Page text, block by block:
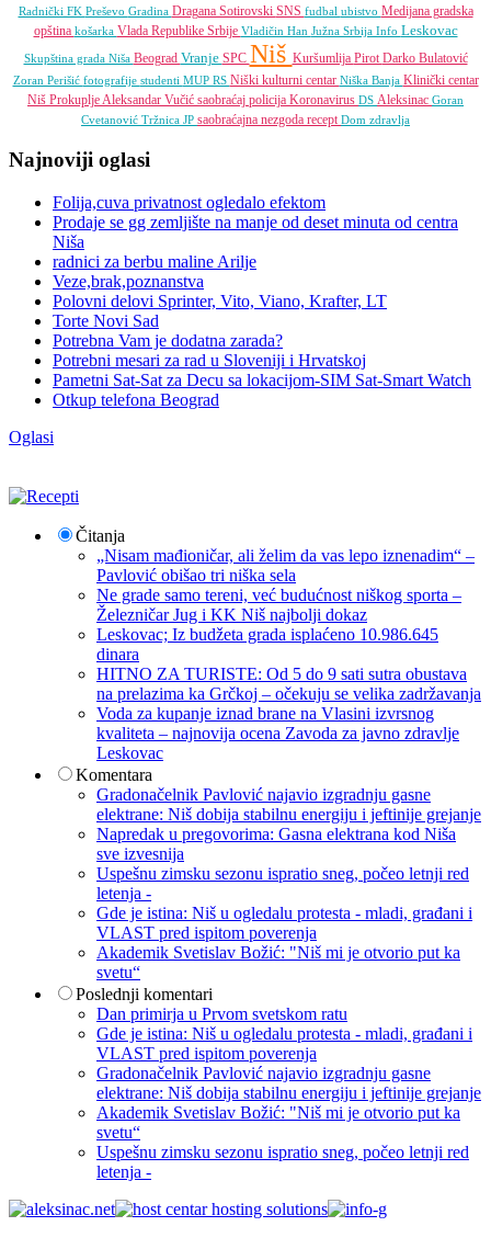
Radnički FK Preševo Gradina Dragana Sotirovski SNS fudbal ubistvo Medijana gradska
opština košarka Vlada Republike Srbije Vladičin Han Južna Srbija Info Leskovac
Skupština grada Niša Beograd Vranje SPC Niš Kuršumlija Pirot Darko Bulatović
Zoran Perišić fotografije studenti MUP RS Niški kulturni centar Niška Banja Klinički centar
Niš Prokuplje Aleksandar Vučić saobraćaj policija Koronavirus DS Aleksinac Goran
Cvetanović Tržnica JP saobraćajna nezgoda recept Dom zdravlja
Najnoviji oglasi
Folija,cuva privatnost ogledalo efektom
Prodaje se gg zemljište na manje od deset minuta od centra
Niša
radnici za berbu maline Arilje
Veze,brak,poznanstva
Polovni delovi Sprinter, Vito, Viano, Krafter, LT
Torte Novi Sad
Potrebna Vam je dodatna zarada?
Potrebni mesari za rad u Sloveniji i Hrvatskoj
Pametni Sat-Sat za Decu sa lokacijom-SIM Sat-Smart Watch
Otkup telefona Beograd
Oglasi
Čitanja
„Nisam mađioničar, ali želim da vas lepo iznenadim“ –
Pavlović obišao tri niška sela
Ne grade samo tereni, već budućnost niškog sporta –
Železničar Jug i KK Niš najbolji dokaz
Leskovac; Iz budžeta grada isplaćeno 10.986.645
dinara
HITNO ZA TURISTE: Od 5 do 9 sati sutra obustava
na prelazima ka Grčkoj – očekuju se velika zadržavanja
Voda za kupanje iznad brane na Vlasini izvrsnog
kvaliteta – najnovija ocena Zavoda za javno zdravlje
Leskovac
Komentara
Gradonačelnik Pavlović najavio izgradnju gasne
elektrane: Niš dobija stabilnu energiju i jeftinije grejanje
Napredak u pregovorima: Gasna elektrana kod Niša
sve izvesnija
Uspešnu zimsku sezonu ispratio sneg, počeo letnji red
letenja -
Gde je istina: Niš u ogledalu protesta - mladi, građani i
VLAST pred ispitom poverenja
Akademik Svetislav Božić: "Niš mi je otvorio put ka
svetu“
Poslednji komentari
Dan primirja u Prvom svetskom ratu
Gde je istina: Niš u ogledalu protesta - mladi, građani i
VLAST pred ispitom poverenja
Gradonačelnik Pavlović najavio izgradnju gasne
elektrane: Niš dobija stabilnu energiju i jeftinije grejanje
Akademik Svetislav Božić: "Niš mi je otvorio put ka
svetu“
Uspešnu zimsku sezonu ispratio sneg, počeo letnji red
letenja -